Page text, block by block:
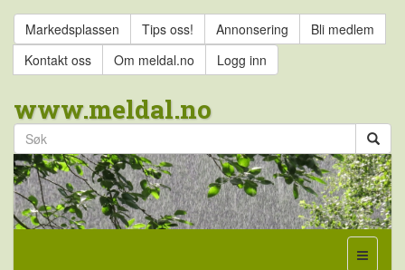
Markedsplassen Tips oss! Annonsering
Bli medlem
Kontakt oss
Om meldal.no Logg inn
www.meldal.no